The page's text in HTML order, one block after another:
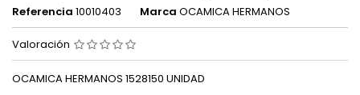
Referencia 10010403 Marca OCAMICA HERMANOS
Valoración
OCAMICA HERMANOS 1528150 UNIDAD